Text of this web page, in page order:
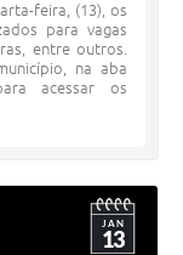
feira, (13), os
para vagas
entre outros.
na aba
acessar os
JAN
13